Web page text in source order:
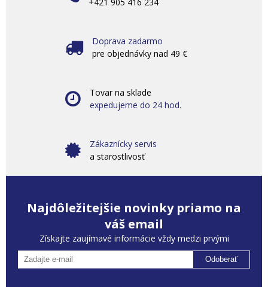
Doprava zadarmo
pre objednávky nad 49 €
Tovar na sklade
expedujeme do 24 hod.
Zákaznícky servis
a starostlivosť
Najdôležitejšie novinky priamo na
váš email
Získajte zaujímavé informácie vždy medzi prvými
Odoberať